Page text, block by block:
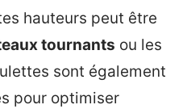
hauteurs peut être
tournants ou les
sont également
pour optimiser